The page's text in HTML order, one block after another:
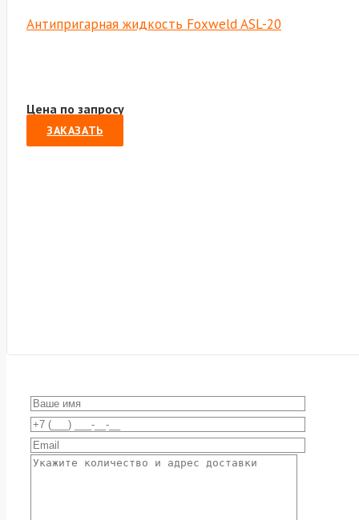
Антипригарная жидкость Foxweld ASL-20
Цена по запросу
ЗАКАЗАТЬ